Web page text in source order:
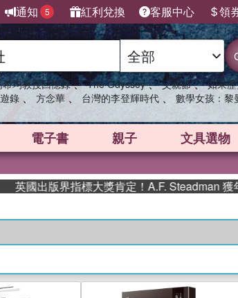
通知 5 紅利兌換 客服中心 領
希均教授回憶錄 、 The Odyssey 、 父親節 、 如果
錄 、 方念華 、 台灣的李登輝時代 、 數學女孩：黎
電子書 親子 文具選物
界指標大獎肯定！A.F. Steadman 獲年度作家